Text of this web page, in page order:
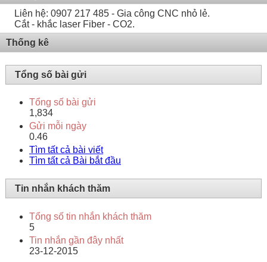
Liên hệ: 0907 217 485 - Gia công CNC nhỏ lẻ.
Cắt - khắc laser Fiber - CO2.
Thống kê
Tổng số bài gửi
Tổng số bài gửi
1,834
Gửi mỗi ngày
0.46
Tìm tất cả bài viết
Tìm tất cả Bài bắt đầu
Tin nhắn khách thăm
Tổng số tin nhắn khách thăm
5
Tin nhắn gần đây nhất
23-12-2015